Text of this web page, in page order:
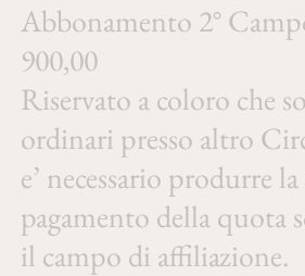
Abbonamento 2°
900,00
Riservato a coloro che
ordinari presso altro
e’ necessario produrre
pagamento della quota
il campo di affiliazione.